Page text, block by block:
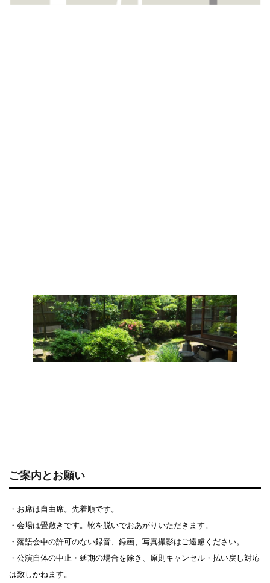
ご案内とお願い
・お席は自由席。先着順です。
・会場は畳敷きです。靴を脱いでおあがりいただきます。
・落語会中の許可のない録音、録画、写真撮影はご遠慮ください。
・公演自体の中止・延期の場合を除き、原則キャンセル・払い戻し対応
は致しかねます。